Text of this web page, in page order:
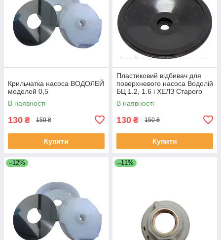
Крильчатка насоса ВОДОЛЕЙ
моделей 0,5
В наявності
130 ₴ 150 ₴
Купити
Пластиковий відбивач для
поверхневого насоса Водолій
БЦ 1.2, 1.6 і ХЕЛЗ Старого
уоску
В наявності
130 ₴ 150 ₴
Купити
–12% –11%